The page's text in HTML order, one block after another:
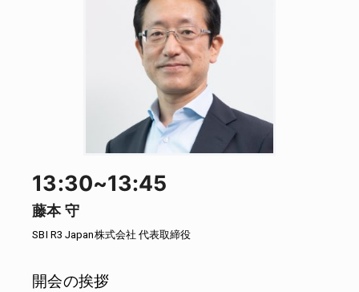
13:30~13:45
藤本 守
SBI R3 Japan株式会社 代表取締役
開会の挨拶